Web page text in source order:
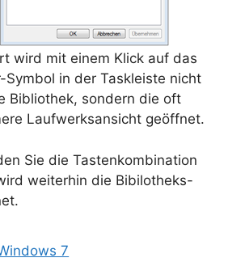
wird mit einem Klick auf das
Symbol in der Taskleiste nicht
Bibliothek, sondern die oft
Laufwerksansicht geöffnet.
Sie die Tastenkombination
weiterhin die Bibilotheks-
7